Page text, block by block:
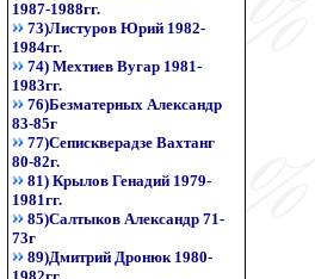
1987-1988гг.
73)Листуров Юрий 1982-
1984гг.
74) Мехтиев Вугар 1981-
1983гг.
76)Безматерных Александр
83-85г
77)Сепискверадзе Вахтанг
80-82г.
81) Крылов Генадий 1979-
1981гг.
85)Салтыков Александр 71-
73г
89)Дмитрий Дронюк 1980-